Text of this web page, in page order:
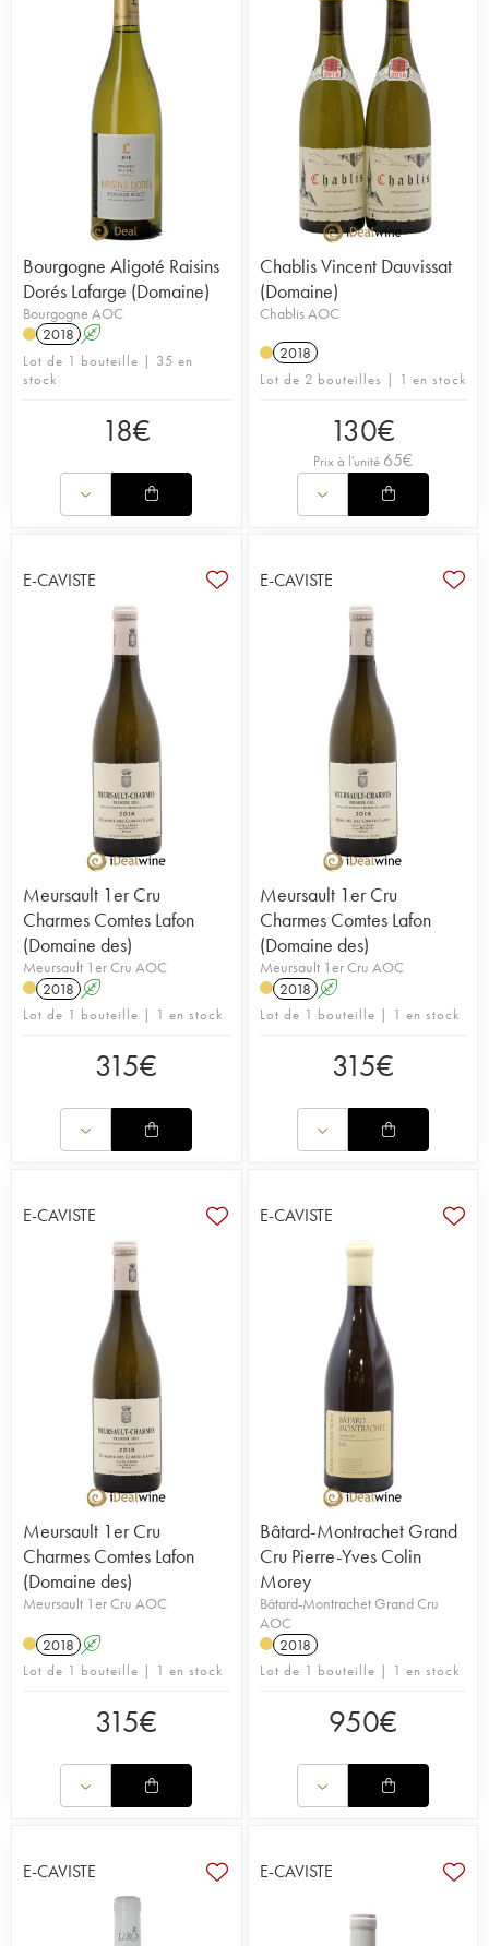
Bourgogne Aligoté Raisins
Dorés Lafarge (Domaine)
Bourgogne AOC
2018 A
Lot de 1 bouteille | 35 en
stock
18€
Chablis Vincent Dauvissat
(Domaine)
Chablis AOC
2018
Lot de 2 bouteilles | 1 en stock
130€
Prix à l'unité 65€
E-CAVISTE
Meursault 1er Cru
Charmes Comtes Lafon
(Domaine des)
Meursault 1er Cru AOC
2018 A
Lot de 1 bouteille | 1 en stock
315€
E-CAVISTE
Meursault 1er Cru
Charmes Comtes Lafon
(Domaine des)
Meursault 1er Cru AOC
2018 A
Lot de 1 bouteille | 1 en stock
315€
E-CAVISTE
Meursault 1er Cru
Charmes Comtes Lafon
(Domaine des)
Meursault 1er Cru AOC
2018 A
Lot de 1 bouteille | 1 en stock
315€
E-CAVISTE
Bâtard-Montrachet Grand
Cru Pierre-Yves Colin
Morey
Bâtard-Montrachet Grand Cru
AOC
2018
Lot de 1 bouteille | 1 en stock
950€
E-CAVISTE E-CAVISTE